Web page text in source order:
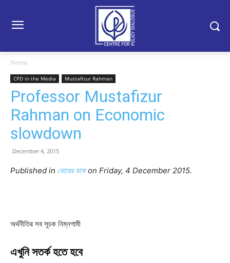
Home
CPD in the Media Mustafizur Rahman
Professor Mustafizur
Rahman on Economic
slowdown
December 4, 2015
Published in ভোরের ডাক on Friday, 4 December 2015.
অর্থনীতির সব সূচক নিম্নগামী
এখুনি সতর্ক হতে হবে